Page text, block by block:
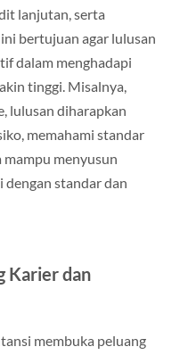
lanjutan, serta
bertujuan agar lulusan
dalam menghadapi
tinggi. Misalnya,
lulusan diharapkan
memahami standar
menyusun
dengan standar dan
Karier dan
membuka peluang